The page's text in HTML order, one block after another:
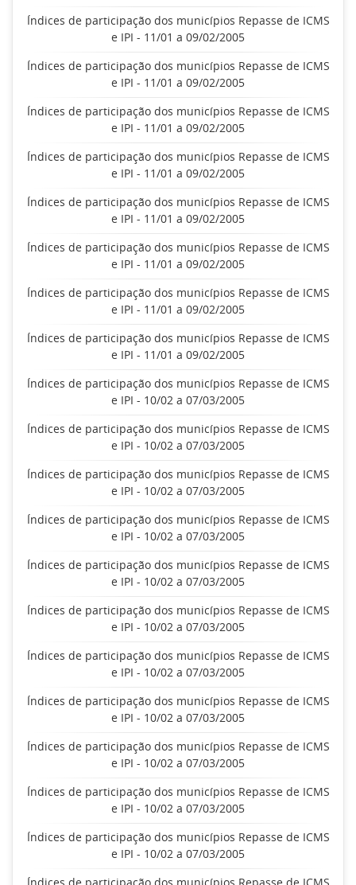
Índices de participação dos municípios Repasse de ICMS
e IPI - 11/01 a 09/02/2005
Índices de participação dos municípios Repasse de ICMS
e IPI - 11/01 a 09/02/2005
Índices de participação dos municípios Repasse de ICMS
e IPI - 11/01 a 09/02/2005
Índices de participação dos municípios Repasse de ICMS
e IPI - 11/01 a 09/02/2005
Índices de participação dos municípios Repasse de ICMS
e IPI - 11/01 a 09/02/2005
Índices de participação dos municípios Repasse de ICMS
e IPI - 11/01 a 09/02/2005
Índices de participação dos municípios Repasse de ICMS
e IPI - 11/01 a 09/02/2005
Índices de participação dos municípios Repasse de ICMS
e IPI - 11/01 a 09/02/2005
Índices de participação dos municípios Repasse de ICMS
e IPI - 10/02 a 07/03/2005
Índices de participação dos municípios Repasse de ICMS
e IPI - 10/02 a 07/03/2005
Índices de participação dos municípios Repasse de ICMS
e IPI - 10/02 a 07/03/2005
Índices de participação dos municípios Repasse de ICMS
e IPI - 10/02 a 07/03/2005
Índices de participação dos municípios Repasse de ICMS
e IPI - 10/02 a 07/03/2005
Índices de participação dos municípios Repasse de ICMS
e IPI - 10/02 a 07/03/2005
Índices de participação dos municípios Repasse de ICMS
e IPI - 10/02 a 07/03/2005
Índices de participação dos municípios Repasse de ICMS
e IPI - 10/02 a 07/03/2005
Índices de participação dos municípios Repasse de ICMS
e IPI - 10/02 a 07/03/2005
Índices de participação dos municípios Repasse de ICMS
e IPI - 10/02 a 07/03/2005
Índices de participação dos municípios Repasse de ICMS
e IPI - 10/02 a 07/03/2005